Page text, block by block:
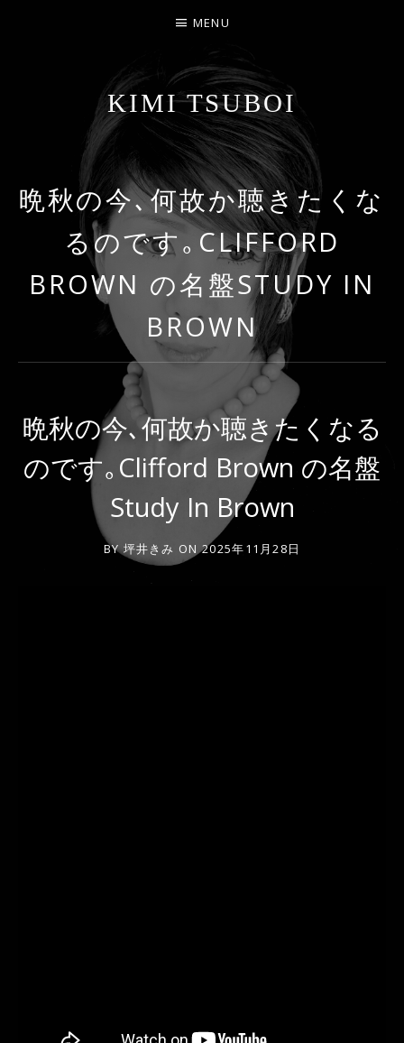
KIMI TSUBOI
名古屋のJAZZ PIANIST
MENU
晩秋の今､何故か聴きたくな
るのです｡CLIFFORD
BROWN の名盤STUDY IN
BROWN
晩秋の今､何故か聴きたくなる
のです｡Clifford Brown の名盤
Study In Brown
BY坪井きみ ON 2025年11月28日